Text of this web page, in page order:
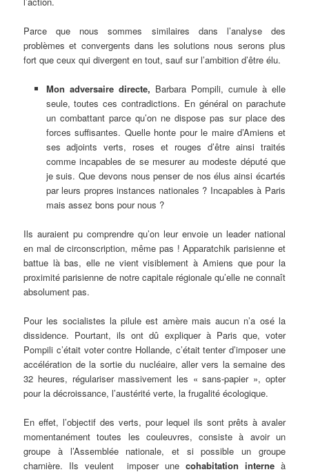
Parce que nous sommes similaires dans l’analyse des
problèmes et convergents dans les solutions nous serons plus
fort que ceux qui divergent en tout, sauf sur l’ambition d’être élu.
Mon adversaire directe, Barbara Pompili, cumule à elle
seule, toutes ces contradictions. En général on parachute
un combattant parce qu’on ne dispose pas sur place des
forces suffisantes. Quelle honte pour le maire d’Amiens et
ses adjoints verts, roses et rouges d’être ainsi traités
comme incapables de se mesurer au modeste député que
je suis. Que devons nous penser de nos élus ainsi écartés
par leurs propres instances nationales ? Incapables à Paris
mais assez bons pour nous ?
Ils auraient pu comprendre qu’on leur envoie un leader national
en mal de circonscription, même pas ! Apparatchik parisienne et
battue là bas, elle ne vient visiblement à Amiens que pour la
proximité parisienne de notre capitale régionale qu’elle ne connaît
absolument pas.
Pour les socialistes la pilule est amère mais aucun n’a osé la
dissidence. Pourtant, ils ont dû expliquer à Paris que, voter
Pompili c’était voter contre Hollande, c’était tenter d’imposer une
accélération de la sortie du nucléaire, aller vers la semaine des
32 heures, régulariser massivement les « sans-papier », opter
pour la décroissance, l’austérité verte, la frugalité écologique.
En effet, l’objectif des verts, pour lequel ils sont prêts à avaler
momentanément toutes les couleuvres, consiste à avoir un
groupe à l’Assemblée nationale, et si possible un groupe
charnière. Ils veulent imposer une cohabitation interneà